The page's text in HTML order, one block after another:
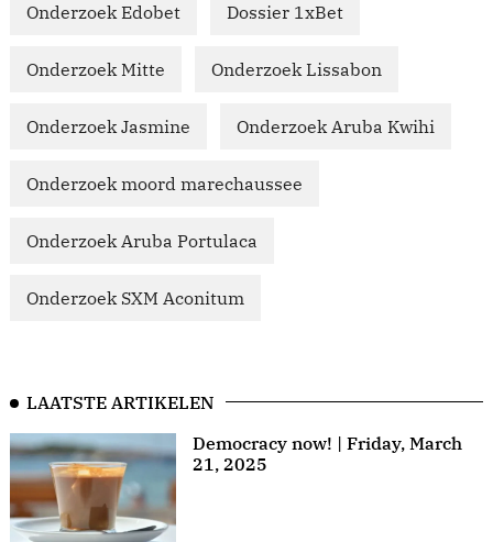
Onderzoek Edobet Dossier 1xBet
Onderzoek Mitte Onderzoek Lissabon
Onderzoek Jasmine Onderzoek Aruba Kwihi
Onderzoek moord marechaussee
Onderzoek Aruba Portulaca
Onderzoek SXM Aconitum
LAATSTE ARTIKELEN
Democracy now! | Friday, March
21, 2025